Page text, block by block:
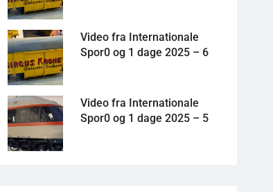
Video fra Internationale
Spor0 og 1 dage 2025 – 6
Video fra Internationale
Spor0 og 1 dage 2025 – 5